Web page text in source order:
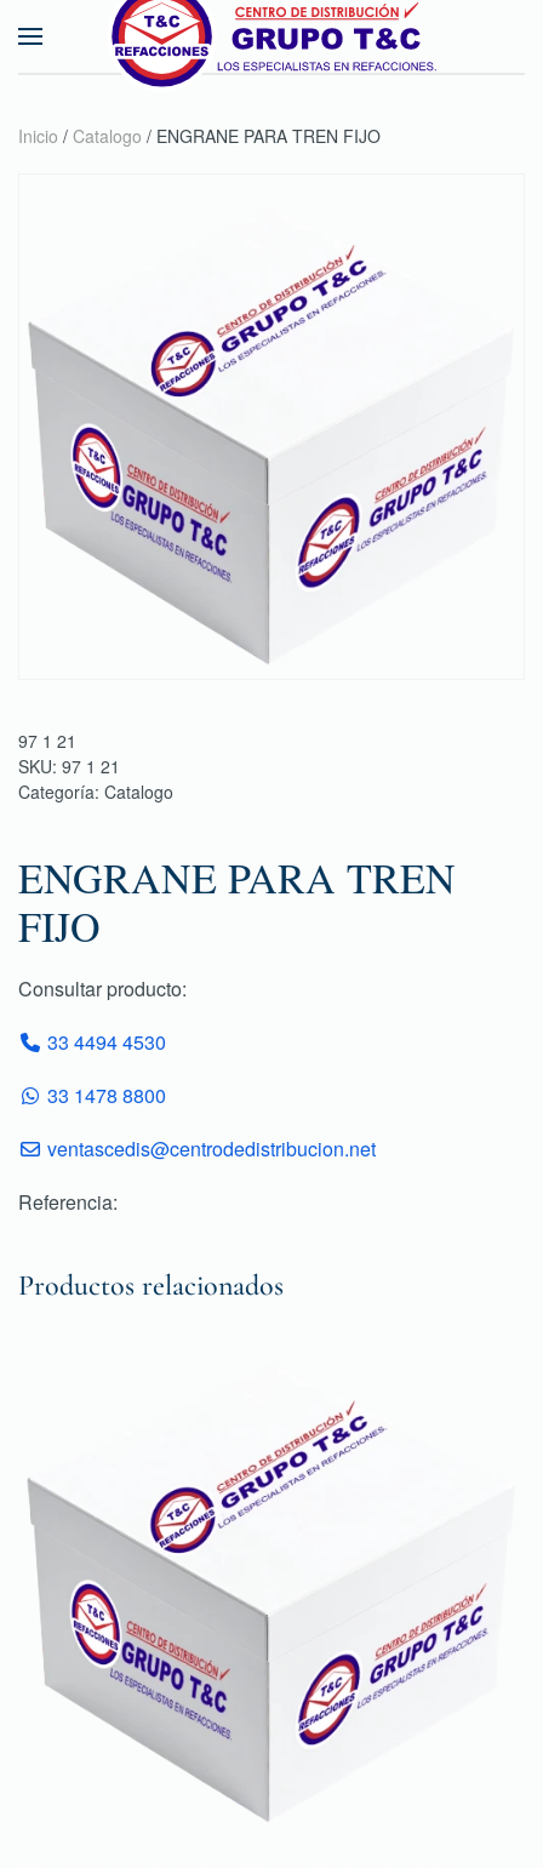
Skip to main content
Inicio / Catalogo / ENGRANE PARA TREN FIJO
97 1 21
SKU: 97 1 21
Categoría: Catalogo
ENGRANE PARA TREN
FIJO
Consultar producto:
33 4494 4530
33 1478 8800
ventascedis@centrodedistribucion.net
Referencia:
Productos relacionados